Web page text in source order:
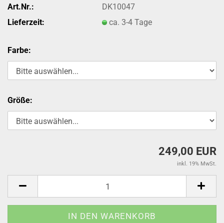
Art.Nr.:
DK10047
Lieferzeit:
ca. 3-4 Tage
Farbe:
Größe:
249,00 EUR
inkl. 19% MwSt.